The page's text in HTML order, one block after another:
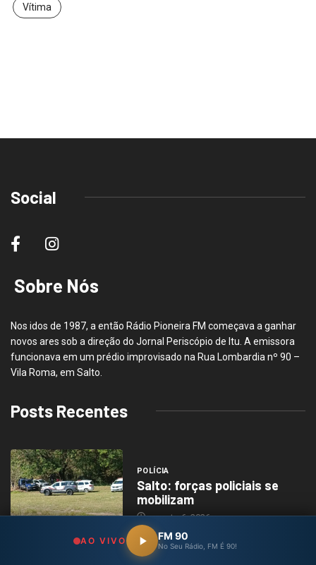
Vítima
Social
Sobre Nós
Nos idos de 1987, a então Rádio Pioneira FM começava a ganhar
novos ares sob a direção do Jornal Periscópio de Itu. A emissora
funcionava em um prédio improvisado na Rua Lombardia nº 90 –
Vila Roma, em Salto.
Posts Recentes
POLÍCIA
Salto: forças policiais se
mobilizam
agosto 6, 2026
AO VIVO FM 90
No Seu Rádio, FM É 90!